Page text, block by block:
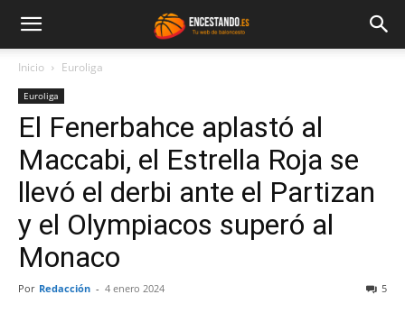
Inicio Euroliga
Euroliga
El Fenerbahce aplastó al
Maccabi, el Estrella Roja se
llevó el derbi ante el Partizan
y el Olympiacos superó al
Monaco
Por Redacción - 4 enero 2024 5